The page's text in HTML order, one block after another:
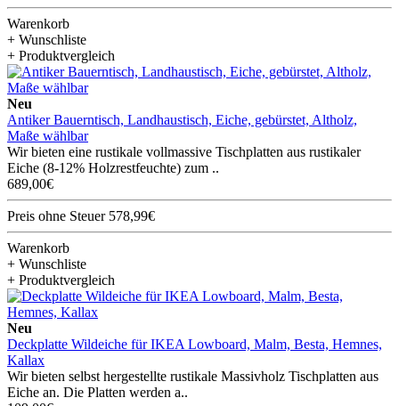
Warenkorb
+ Wunschliste
+ Produktvergleich
Neu
Antiker Bauerntisch, Landhaustisch, Eiche, gebürstet, Altholz,
Maße wählbar
Wir bieten eine rustikale vollmassive Tischplatten aus rustikaler
Eiche (8-12% Holzrestfeuchte) zum ..
689,00€
Preis ohne Steuer 578,99€
Warenkorb
+ Wunschliste
+ Produktvergleich
Neu
Deckplatte Wildeiche für IKEA Lowboard, Malm, Besta, Hemnes,
Kallax
Wir bieten selbst hergestellte rustikale Massivholz Tischplatten aus
Eiche an. Die Platten werden a..